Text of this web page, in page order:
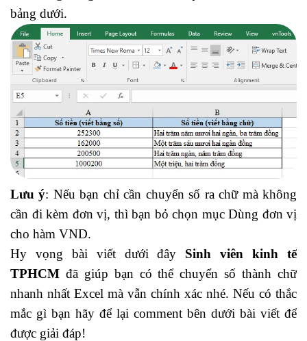
bảng dưới.
Lưu ý: Nếu bạn chỉ cần chuyển số ra chữ mà không
cần đi kèm đơn vị, thì bạn bỏ chọn mục Dùng đơn vị
cho hàm VND.
Hy vọng bài viết dưới đây Sinh viên kinh tế
TPHCM đã giúp bạn có thể chuyển số thành chữ
nhanh nhất Excel mà vẫn chính xác nhé. Nếu có thắc
mắc gì bạn hãy để lại comment bên dưới bài viết để
được giải đáp!